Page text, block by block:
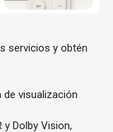
servicios y obtén
de visualización
y Dolby Vision,